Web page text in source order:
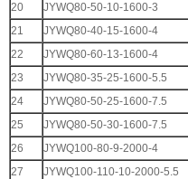
20
JYWQ80-50-10-1600-3
21
JYWQ80-40-15-1600-4
22
JYWQ80-60-13-1600-4
23
JYWQ80-35-25-1600-5.5
24
JYWQ80-50-25-1600-7.5
25
JYWQ80-50-30-1600-7.5
26
JYWQ100-80-9-2000-4
27
JYWQ100-110-10-2000-5.5